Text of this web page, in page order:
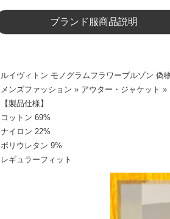
ブランド服商品説明
ルイヴィトン モノグラムフラワーブルゾン 偽
メンズファッション » アウター・ジャケット »
【製品仕様】
コットン 69%
ナイロン 22%
ポリウレタン 9%
レギュラーフィット